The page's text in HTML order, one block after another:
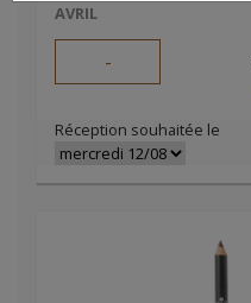
AVRIL
-
Réception souhaitée le